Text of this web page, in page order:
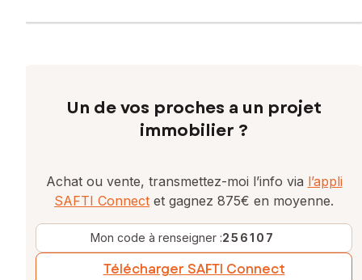
Un de vos proches a un projet
immobilier ?
Achat ou vente, transmettez-moi l’info via l’appli
SAFTI Connect et gagnez 875€ en moyenne.
Mon code à renseigner :256107
Télécharger SAFTI Connect